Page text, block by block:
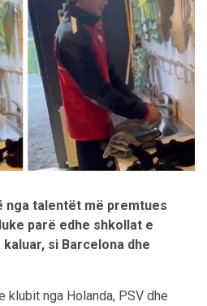
nga talentët më premtues
parë edhe shkollat e
si Barcelona dhe
klubit nga Holanda, PSV dhe